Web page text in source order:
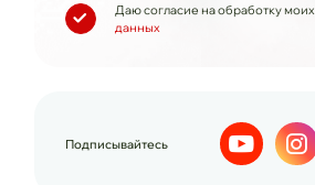
Даю согласие на обработку моих
данных
Подписывайтесь